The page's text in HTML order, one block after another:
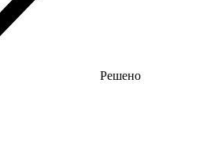
Решено